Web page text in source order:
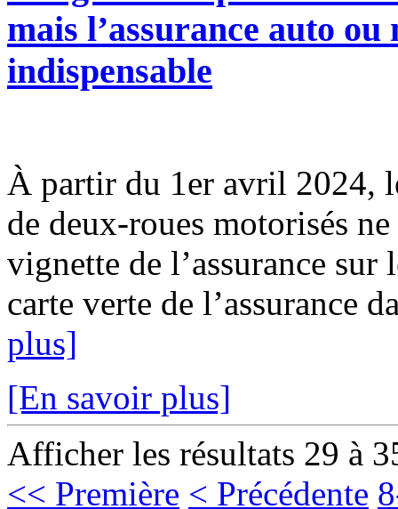
mais l’assurance auto
indispensable
À partir du 1er avril 2024,
de deux-roues motorisés
vignette de l’assurance
carte verte de l’assurance
plus]
[En savoir plus]
Afficher les résultats 29 à
<< Première < Précédente